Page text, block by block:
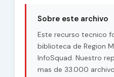
Sobre este archivo
Este recurso tecnico
biblioteca de Region
InfoSquad. Nuestro
mas de 33.000